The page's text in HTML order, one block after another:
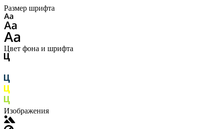
Размер шрифта
Цвет фона и шрифта
Изображения